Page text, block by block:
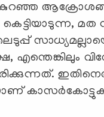
കുറഞ്ഞ
കെട്ടിയാടുന്ന,
എന്തെങ്കിലും